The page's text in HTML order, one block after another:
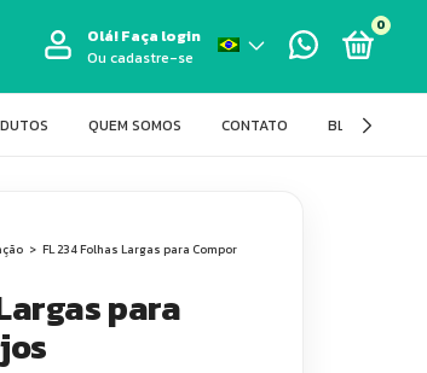
Olá!Faça login
Ou cadastre-se
0
QUEM SOMOS CONTATO BLOG FIT
> FL 234 Folhas Largas para Compor
para